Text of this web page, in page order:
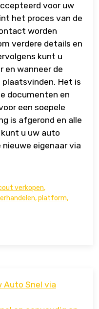
voor uw
het proces van de
worden
verdere details en
kunt u
en wanneer de
Het is
documenten en
een soepele
is afgerond en alle
u uw auto
eigenaar via
verkopen,
,platform,
Auto Snel via